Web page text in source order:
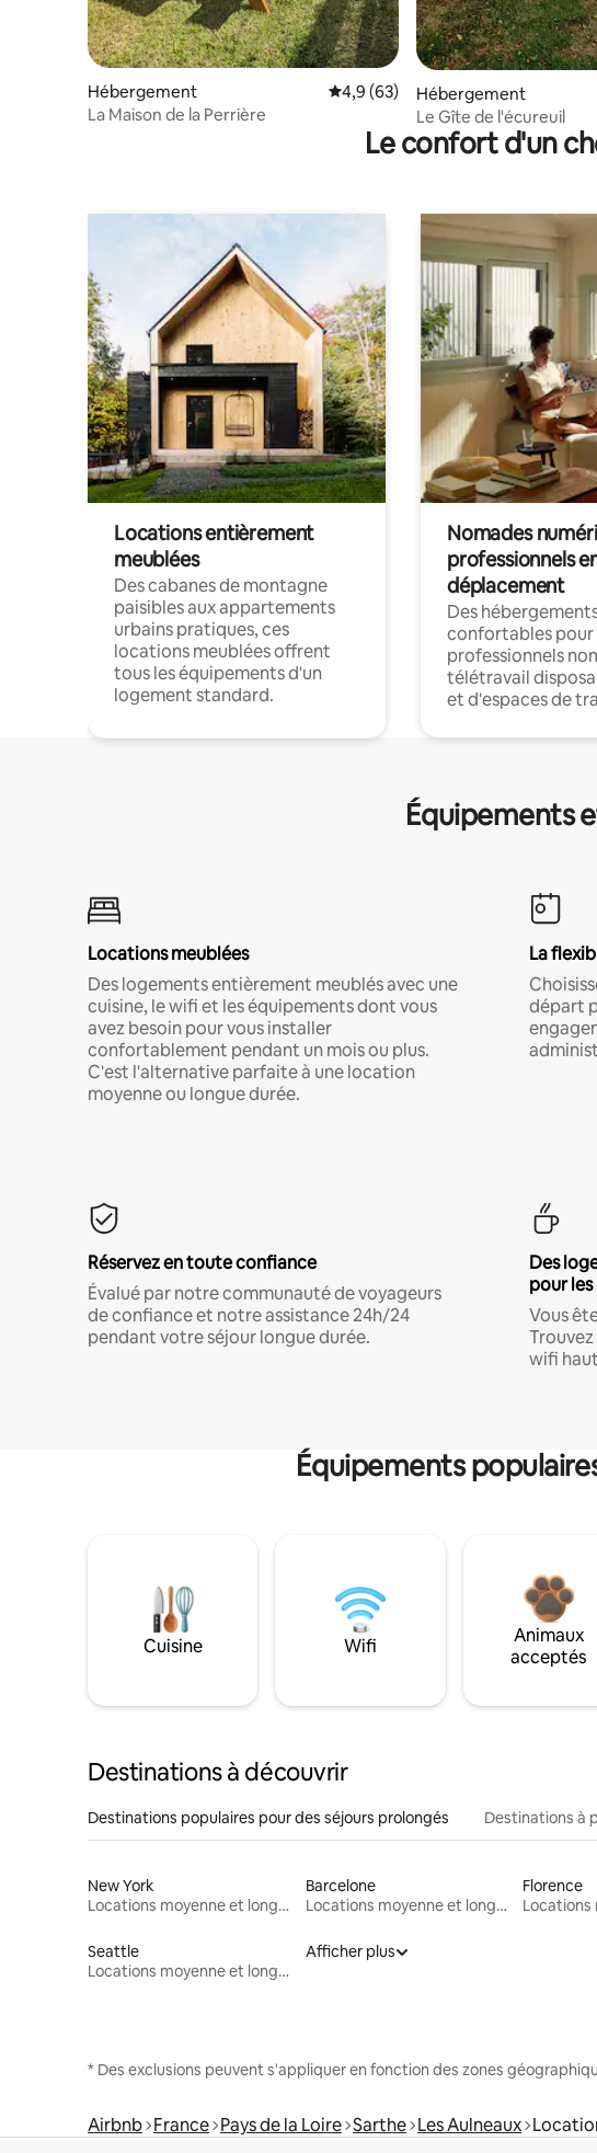
Hébergement Évaluation moyenne sur la base de
4,9 (63)
La Maison de la Perrière
Hébergement
Le Gîte de l'écureuil
Le confort d'un
Locations entièrement
meublées
Des cabanes de montagne
paisibles aux appartements
urbains pratiques, ces
locations meublées offrent
tous les équipements d'un
logement standard.
Nomades
professionnels
déplacement
Des
confortables pour
professionnels
télétravail
et d'espaces de
Équipements
Locations meublées
Des logements entièrement meublés avec une
cuisine, le wifi et les équipements dont vous
avez besoin pour vous installer
confortablement pendant un mois ou plus.
C'est l'alternative parfaite à une location
moyenne ou longue durée.
La
départ
Réservez en toute confiance
Évalué par notre communauté de voyageurs
de confiance et notre assistance 24h/24
pendant votre séjour longue durée.
Des
pour
Vous
wifi
Équipements
Cuisine Wifi
Animaux
acceptés
Destinations à découvrir
Destinations populaires pour des séjours prolongés Destinations à
New York
Locations moyenne et longue durée
Barcelone
Locations moyenne et longue durée
Florence
Seattle
Locations moyenne et longue durée
Afficher plus
* Des exclusions peuvent s'appliquer en fonction des zones
Airbnb France Pays de la Loire Sarthe Les Aulneaux